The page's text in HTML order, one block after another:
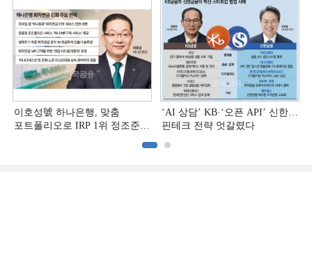
상반기 금융 리그테이블]
이호성號 하나은행, 맞춤
포트폴리오로 IRP 1위 정조준
‘AI 상담’ KB·‘오픈 API’ 신한…
핀테크 전략 엇갈렸다